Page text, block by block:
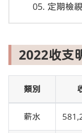
定期檢視
2022收支
類別
薪水